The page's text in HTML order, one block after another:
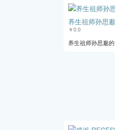
养生祖师孙思
￥0.0
养生祖师孙思邈